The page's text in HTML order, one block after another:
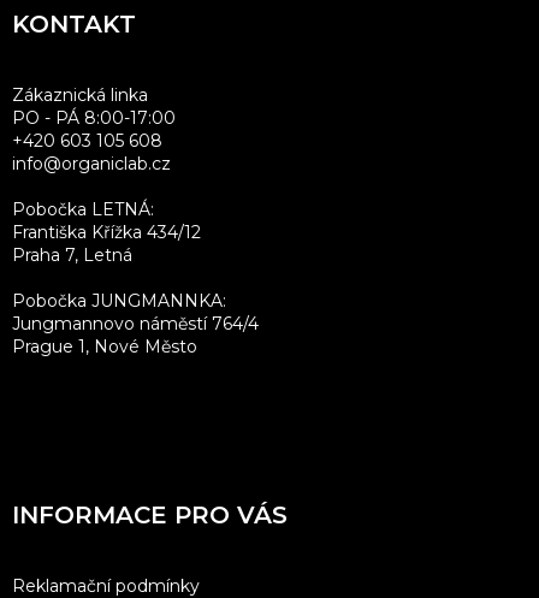
KONTAKT
Zákaznická linka
PO - PÁ 8:00-17:00
+420 603 105 608
info@organiclab.cz
Pobočka LETNÁ:
Františka Křížka 434/12
Praha 7, Letná
Pobočka JUNGMANNKA:
Jungmannovo náměstí 764/4
Prague 1, Nové Město
INFORMACE PRO VÁS
Reklamační podmínky